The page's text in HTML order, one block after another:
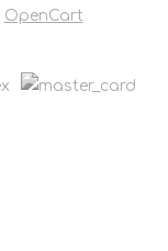
OpenCart